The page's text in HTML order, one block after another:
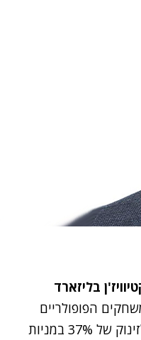
בליזארד
. ההודעה הביאה לזינוק של 37% במניות